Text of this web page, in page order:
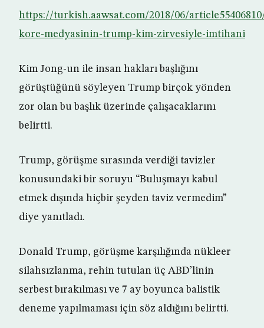
https://turkish.aawsat.com/2018/06/
kore-medyasinin-trump-kim-zirvesiyle-imtihani
Kim Jong-un ile insan hakları başlığını
görüştüğünü söyleyen Trump birçok yönden
zor olan bu başlık üzerinde çalışacaklarını
belirtti.
Trump, görüşme sırasında verdiği tavizler
konusundaki bir soruyu “Buluşmayı kabul
etmek dışında hiçbir şeyden taviz vermedim”
diye yanıtladı.
Donald Trump, görüşme karşılığında nükleer
silahsızlanma, rehin tutulan üç ABD’linin
serbest bırakılması ve 7 ay boyunca balistik
deneme yapılmaması için söz aldığını belirtti.